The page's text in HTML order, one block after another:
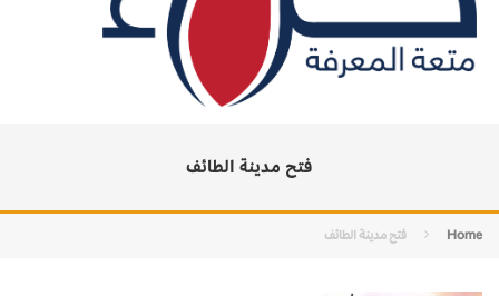
فتح مدينة الطائف
Home فتح مدينة الطائف